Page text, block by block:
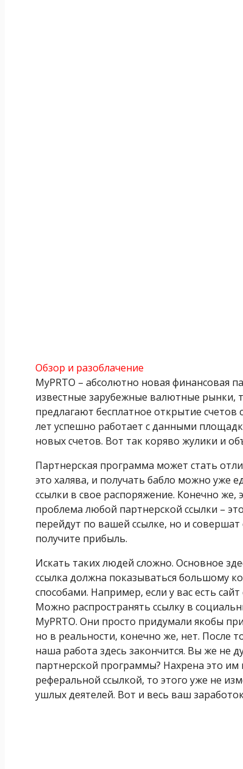
Обзор и разоблачение
MyPRTO – абсолютно новая финансовая
известные зарубежные валютные рынки,
предлагают бесплатное открытие
лет успешно работает с данными
новых счетов. Вот так коряво жулики и
Партнерская программа может стать
это халява, и получать бабло можно уже
ссылки в свое распоряжение. Конечно же,
проблема любой партнерской ссылки –
перейдут по вашей ссылке, но и
получите прибыль.
Искать таких людей сложно. Основное
ссылка должна показываться большому
способами. Например, если у вас есть
Можно распространять ссылку в
MyPRTO. Они просто придумали якобы
но в реальности, конечно же, нет. После
наша работа здесь закончится. Вы же не
партнерской программы? Нахрена это им
реферальной ссылкой, то этого уже не
ушлых деятелей. Вот и весь ваш